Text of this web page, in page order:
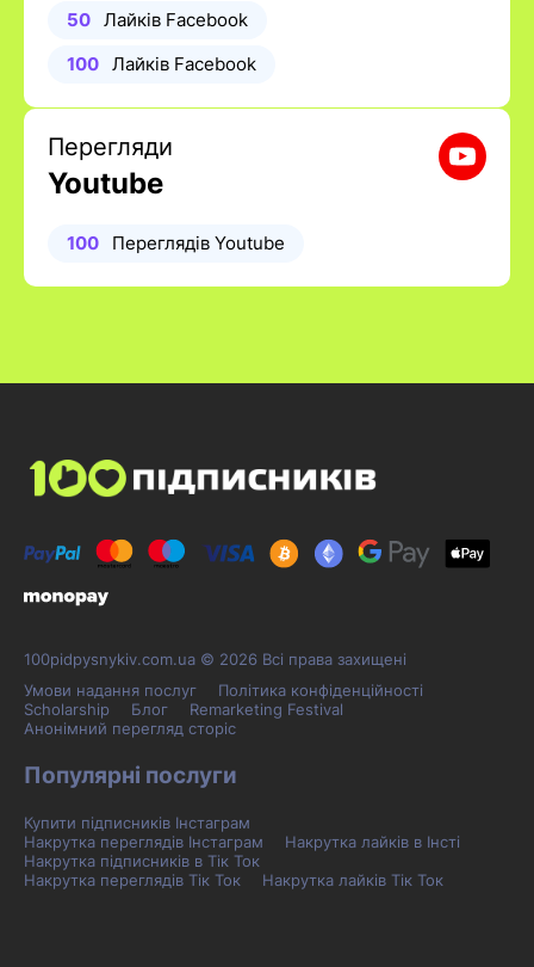
50 Лайків Facebook
100 Лайків Facebook
Перегляди
Youtube
100 Переглядів Youtube
100pidpysnykiv.com.ua © 2026 Всі права захищені
Умови надання послуг
Політика конфіденційності
Scholarship
Блог
Remarketing Festival
Анонімний перегляд сторіс
Популярні послуги
Купити підписників Інстаграм
Накрутка переглядів Інстаграм
Накрутка лайків в Інсті
Накрутка підписників в Тік Ток
Накрутка переглядів Тік Ток
Накрутка лайків Тік Ток